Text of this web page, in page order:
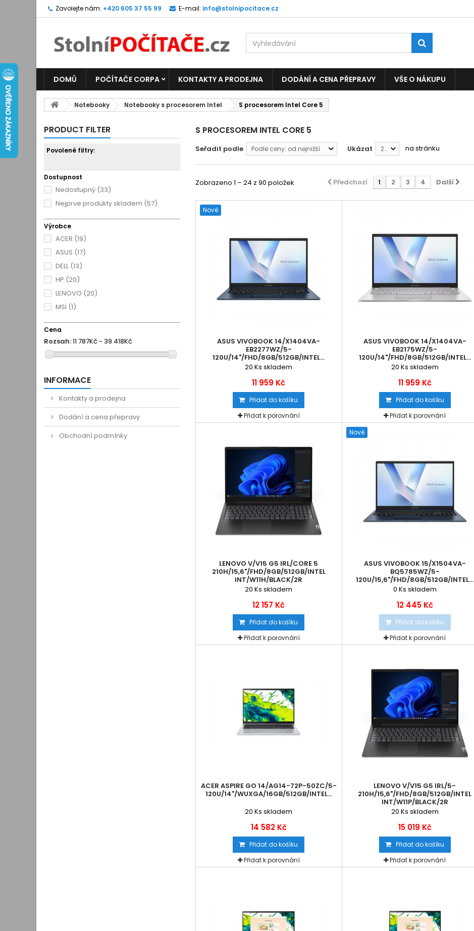
Zavolejte nám: +420 605 37 55 99 E-mail: info@stolnipocitace.cz
DOMŮ POČÍTAČE CORPA KONTAKTY A PRODEJNA DODÁNÍ A CENA PŘEPRAVY VŠE O NÁKUPU
Notebooky Notebooky s procesorem Intel S procesorem Intel Core 5
PRODUCT FILTER
Povolené filtry:
Dostupnost
Nedostupný (33)
Nejprve produkty skladem (57)
Výrobce
ACER (19)
ASUS (17)
DELL(13)
HP (20)
LENOVO (20)
MSI (1)
Cena
Rozsah:11 787Kč - 39 418Kč
INFORMACE
Kontakty a prodejna
Dodání a cena přepravy
Obchodní podmínky
S PROCESOREM INTEL CORE 5
Seřadit podle Podle ceny: od nejnižší Ukázat 24 na stránku
Předchozí 1 2 3 4 Další
Zobrazeno 1 – 24 z 90 položek
Nové
ASUS VIVOBOOK 14/X1404VA-
EB2277WZ/5-
120U/14"/FHD/8GB/512GB/INTEL...
20 Ks skladem
11 959 Kč
Přidat do košíku
Přidat k porovnání
ASUS VIVOBOOK 14/X1404VA-
EB2175WZ/5-
120U/14"/FHD/8GB/512GB/INTEL...
20 Ks skladem
11 959 Kč
Přidat do košíku
Přidat k porovnání
LENOVO V/V15 G5 IRL/CORE 5
210H/15,6"/FHD/8GB/512GB/INTEL
INT/W11H/BLACK/2R
20 Ks skladem
12 157 Kč
Přidat do košíku
Přidat k porovnání
Nové
ASUS VIVOBOOK 15/X1504VA-
BQ5785WZ/5-
120U/15,6"/FHD/8GB/512GB/INTEL...
0 Ks skladem
12 445 Kč
Přidat do košíku
Přidat k porovnání
ACER ASPIRE GO 14/AG14-72P-50ZC/5-
120U/14"/WUXGA/16GB/512GB/INTEL...
20 Ks skladem
14 582 Kč
Přidat do košíku
Přidat k porovnání
LENOVO V/V15 G5 IRL/5-
210H/15,6"/FHD/8GB/512GB/INTEL
INT/W11P/BLACK/2R
20 Ks skladem
15 019 Kč
Přidat do košíku
Přidat k porovnání